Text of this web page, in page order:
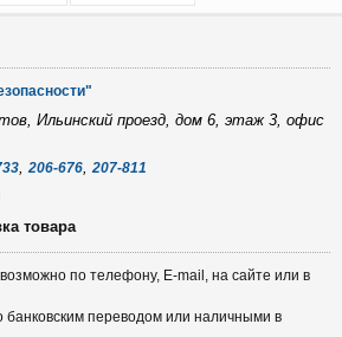
Ильинский проезд, дом 6, этаж 3, офис
,206-676,207-811
товара
возможно по телефону, E-mail, на сайте или в
банковским переводом или наличными в